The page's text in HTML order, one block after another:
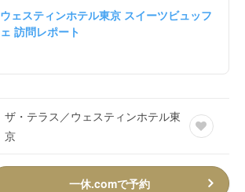
ウェスティンホテル東京 スイーツビュッフ
ェ 訪問レポート
ザ・テラス／ウェスティンホテル東
京
一休.comで予約